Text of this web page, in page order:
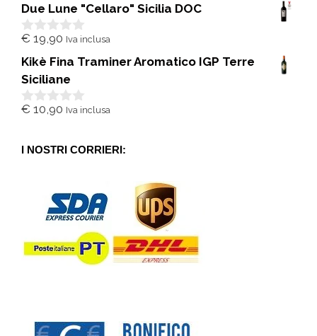
u
5
Due Lune "Cellaro" Sicilia DOC
0
u
5
€ 19,90 Iva inclusa
Kikè Fina Traminer Aromatico IGP Terre
Siciliane
0
5
€ 10,90 Iva inclusa
I NOSTRI CORRIERI: